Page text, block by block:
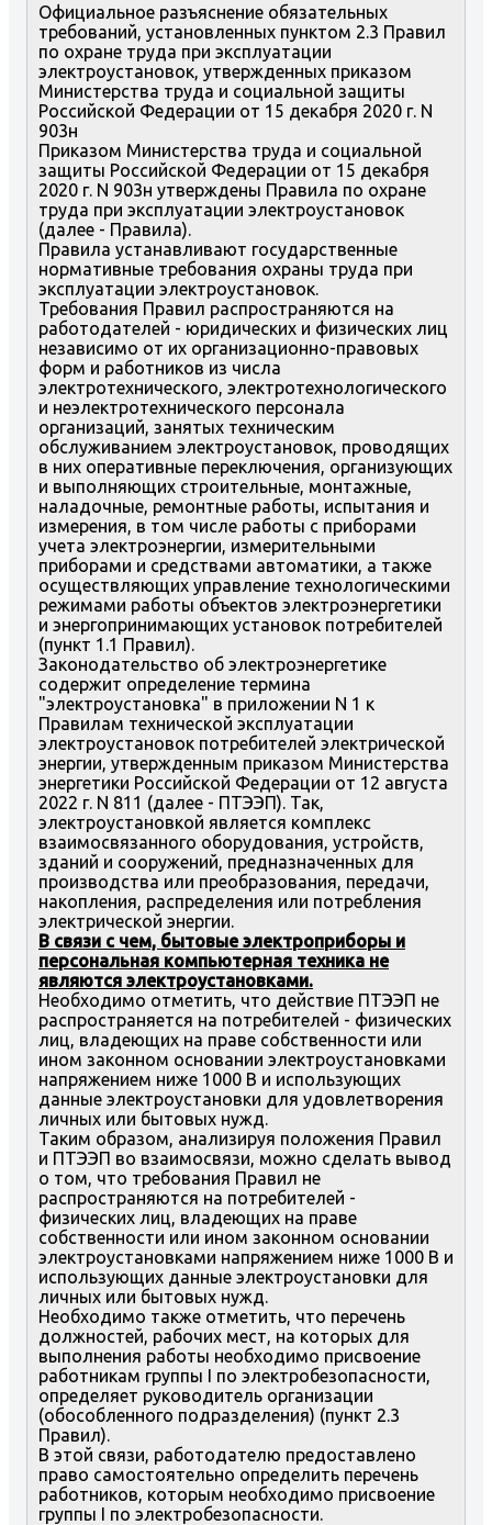
Официальное разъяснение обязательных
требований, установленных пунктом 2.3 Правил
по охране труда при эксплуатации
электроустановок, утвержденных приказом
Министерства труда и социальной защиты
Российской Федерации от 15 декабря 2020 г. N
903н
Приказом Министерства труда и социальной
защиты Российской Федерации от 15 декабря
2020 г. N 903н утверждены Правила по охране
труда при эксплуатации электроустановок
(далее - Правила).
Правила устанавливают государственные
нормативные требования охраны труда при
эксплуатации электроустановок.
Требования Правил распространяются на
работодателей - юридических и физических лиц
независимо от их организационно-правовых
форм и работников из числа
электротехнического, электротехнологического
и неэлектротехнического персонала
организаций, занятых техническим
обслуживанием электроустановок, проводящих
в них оперативные переключения, организующих
и выполняющих строительные, монтажные,
наладочные, ремонтные работы, испытания и
измерения, в том числе работы с приборами
учета электроэнергии, измерительными
приборами и средствами автоматики, а также
осуществляющих управление технологическими
режимами работы объектов электроэнергетики
и энергопринимающих установок потребителей
(пункт 1.1 Правил).
Законодательство об электроэнергетике
содержит определение термина
"электроустановка" в приложении N 1 к
Правилам технической эксплуатации
электроустановок потребителей электрической
энергии, утвержденным приказом Министерства
энергетики Российской Федерации от 12 августа
2022 г. N 811 (далее - ПТЭЭП). Так,
электроустановкой является комплекс
взаимосвязанного оборудования, устройств,
зданий и сооружений, предназначенных для
производства или преобразования, передачи,
накопления, распределения или потребления
электрической энергии.
В связи с чем, бытовые электроприборы и
персональная компьютерная техника не
являются электроустановками.
Необходимо отметить, что действие ПТЭЭП не
распространяется на потребителей - физических
лиц, владеющих на праве собственности или
ином законном основании электроустановками
напряжением ниже 1000 В и использующих
данные электроустановки для удовлетворения
личных или бытовых нужд.
Таким образом, анализируя положения Правил
и ПТЭЭП во взаимосвязи, можно сделать вывод
о том, что требования Правил не
распространяются на потребителей -
физических лиц, владеющих на праве
собственности или ином законном основании
электроустановками напряжением ниже 1000 В и
использующих данные электроустановки для
личных или бытовых нужд.
Необходимо также отметить, что перечень
должностей, рабочих мест, на которых для
выполнения работы необходимо присвоение
работникам группы I по электробезопасности,
определяет руководитель организации
(обособленного подразделения) (пункт 2.3
Правил).
В этой связи, работодателю предоставлено
право самостоятельно определить перечень
работников, которым необходимо присвоение
группы I по электробезопасности.